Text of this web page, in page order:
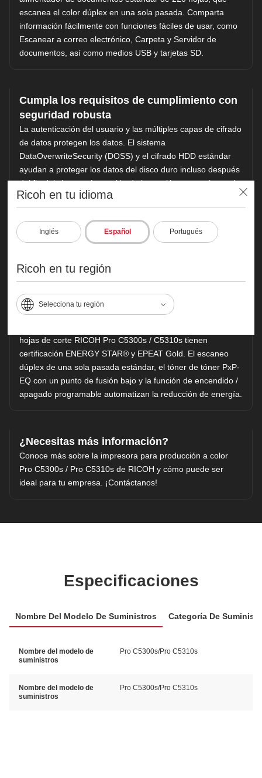
Ricoh en tu idioma
Inglés Español Portugués
Ricoh en tu región
Selecciona tu región
escanea el color dúplex en una sola pasada. Comparta
información fácilmente con funciones fáciles de usar, como
Escanear a correo electrónico, Carpeta y Servidor de
documentos, así como medios USB y tarjetas SD.
Cumpla los requisitos de cumplimiento con
seguridad robusta
La autenticación del usuario y las múltiples capas de cifrado
de datos protegen los datos. El sistema
DataOverwriteSecurity (DOSS) y el cifrado HDD estándar
ayudan a proteger los datos del disco duro incluso después
del fin del sistema. La opción de impresión segura (a través
del controlador Fiery®) permite a los usuarios imprimir
documentos confidenciales solo cuando están en el
dispositivo.
Ahorre aún más! con la eficiencia energética
que deseas...
Respalde los objetivos de sostenibilidad con un sistema que
adopta un enfoque inteligente para reducir el impacto
hojas de corte RICOH Pro C5300s / C5310s tienen
certificación ENERGY STAR® y EPEAT Gold. El escaneo
dúplex de una sola pasada estándar, el tóner de tóner PxP-
EQ con un punto de fusión bajo y la función de encendido /
apagado programable automatizan la reducción de energía.
¿Necesitas más información?
Conoce más sobre la impresora para producción a color
Pro C5300s / Pro C5310s de RICOH y cómo puede ser
ideal para tu empresa. ¡Contáctanos!
Especificaciones
Nombre Del Modelo De Suministros Categoría De
Nombre del modelo de
suministros
Pro C5300s/Pro C5310s
Nombre del modelo de
suministros
Pro C5300s/Pro C5310s